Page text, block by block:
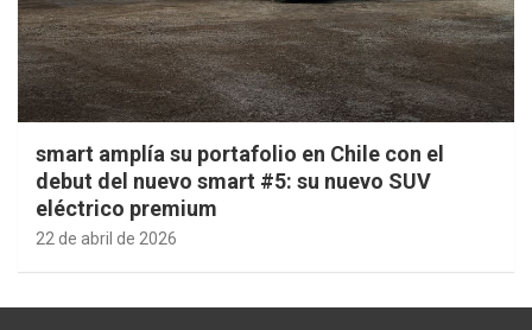
smart amplía su portafolio en Chile con el
debut del nuevo smart #5: su nuevo SUV
eléctrico premium
22 de abril de 2026